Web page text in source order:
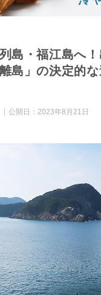
島・福江島へ
島」の決定的
公開日： 2023年8月21日